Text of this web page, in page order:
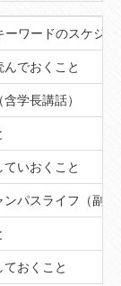
ワードのスケジ
でおくこと
学長講話）
いおくこと
ンパスライフ（副学
おくこと